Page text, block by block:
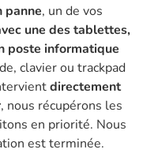
panne, un de vos
une des tablettes,
poste informatique
clavier ou trackpad
directement
, nous récupérons les
en priorité. Nous
est terminée.